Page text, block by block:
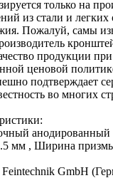
только на
из стали и легких
Пожалуй, самы
продукции при
ценовой
подтверждает
во многих
мм , Ширина
GmbH